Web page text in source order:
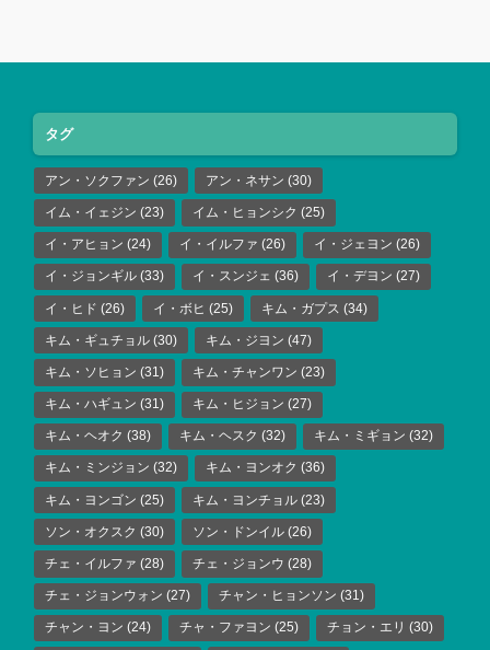
タグ
アン・ソクファン (26) アン・ネサン (30)
イム・イェジン (23) イム・ヒョンシク (25)
イ・アヒョン (24) イ・イルファ (26) イ・ジェヨン (26)
イ・ジョンギル (33) イ・スンジェ (36) イ・デヨン (27)
イ・ヒド (26) イ・ボヒ (25) キム・ガプス (34)
キム・ギュチョル (30) キム・ジヨン (47)
キム・ソヒョン (31) キム・チャンワン (23)
キム・ハギュン (31) キム・ヒジョン (27)
キム・ヘオク (38) キム・ヘスク (32) キム・ミギョン (32)
キム・ミンジョン (32) キム・ヨンオク (36)
キム・ヨンゴン (25) キム・ヨンチョル (23)
ソン・オクスク (30) ソン・ドンイル (26)
チェ・イルファ (28) チェ・ジョンウ (28)
チェ・ジョンウォン (27) チャン・ヒョンソン (31)
チャン・ヨン (24) チャ・ファヨン (25) チョン・エリ (30)